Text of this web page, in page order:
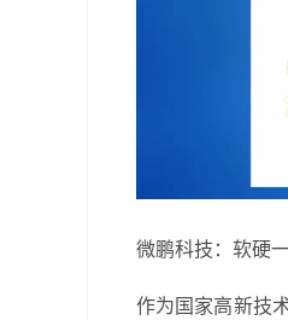
微鹏科技：软硬
作为国家高新技